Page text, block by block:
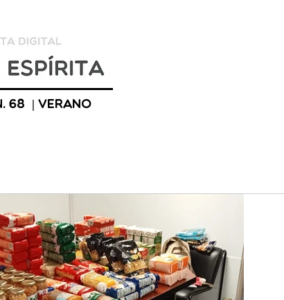
68 | verano